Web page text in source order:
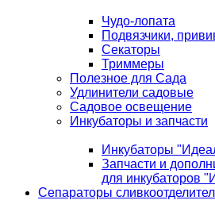
Чудо-лопата
Подвязчики,
Секаторы
Триммеры
Полезное для Сада
Удлинители садовые
Садовое освещение
Инкубаторы и запчасти
Инкубаторы
Запчасти и
для инкубаторов
Сепараторы